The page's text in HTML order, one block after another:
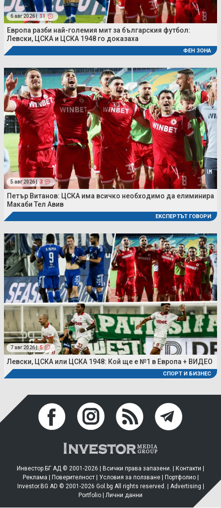
6 авг 2026 | 11
Европа разби най-големия мит за българския футбол:
Левски, ЦСКА и ЦСКА 1948 го доказаха
ФЕН ЗОНА
5 авг 2026 | 3
Петър Витанов: ЦСКА има всичко необходимо да елиминира
Макаби Тел Авив
ЕКСПЕРТЪТ ГОВОРИ
7 авг 2026 | 5
Левски, ЦСКА или ЦСКА 1948: Кой ще е №1 в Европа + ВИДЕО
СПОРТ И БИЗНЕС
Инвестор.БГ АД © 2001-2026 | Всички права запазени. | Контакти |
Реклама | Поверителност| Условия за ползване| Портфолио|
Investor.BG AD © 2001-2026 Gol.bg All rights reserved. | Advertising |
Portfolio | Лични данни